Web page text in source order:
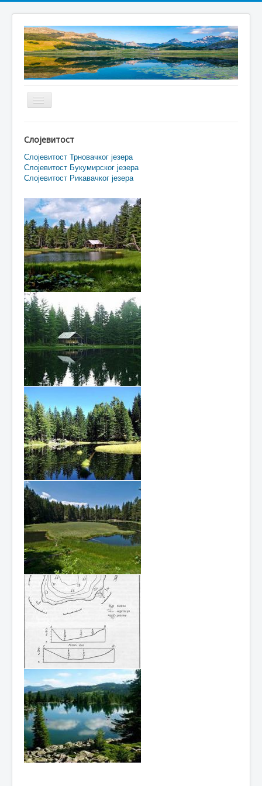
Toggle
Navigation
О нама
Бјеласица
Дурмитор
Румија
Проклетије и Виситор
Лукавица
Сињајевина
Контакт
Слојевитост
Слојевитост Трновачког језера
Слојевитост Букумирског језера
Слојевитост Рикавачког језера